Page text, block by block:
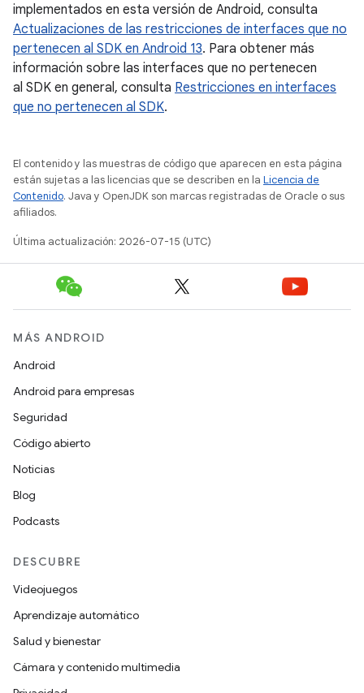
implementados en esta versión de Android, consulta
Actualizaciones de las restricciones de interfaces que no
pertenecen al SDK en Android 13. Para obtener más
información sobre las interfaces que no pertenecen
al SDK en general, consulta Restricciones en interfaces
que no pertenecen al SDK.
El contenido y las muestras de código que aparecen en esta página
están sujetas a las licencias que se describen en la Licencia de
Contenido. Java y OpenJDK son marcas registradas de Oracle o sus
afiliados.
Última actualización: 2026-07-15 (UTC)
MÁS ANDROID
Android
Android para empresas
Seguridad
Código abierto
Noticias
Blog
Podcasts
DESCUBRE
Videojuegos
Aprendizaje automático
Salud y bienestar
Cámara y contenido multimedia